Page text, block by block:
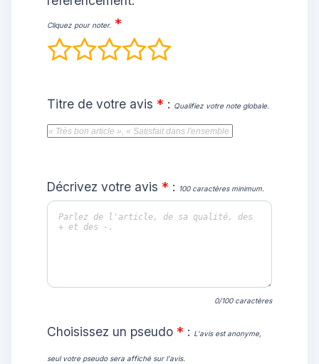
Cliquez pour noter. *
Titre de votre avis * : Qualifiez votre note globale.
Décrivez votre avis * : 100 caractères minimum.
0/100 caractères
Choisissez un pseudo * : L'avis est anonyme,
seul votre pseudo sera affiché sur l'avis.